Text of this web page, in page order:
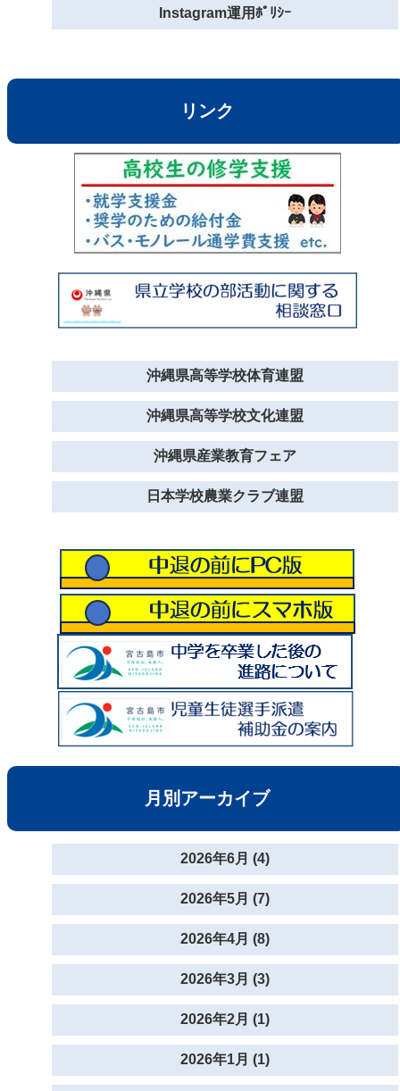
Instagram運用ﾎﾟﾘｼｰ
リンク
沖縄県高等学校体育連盟
沖縄県高等学校文化連盟
沖縄県産業教育フェア
日本学校農業クラブ連盟
月別アーカイブ
2026年6月 (4)
2026年5月 (7)
2026年4月 (8)
2026年3月 (3)
2026年2月 (1)
2026年1月 (1)